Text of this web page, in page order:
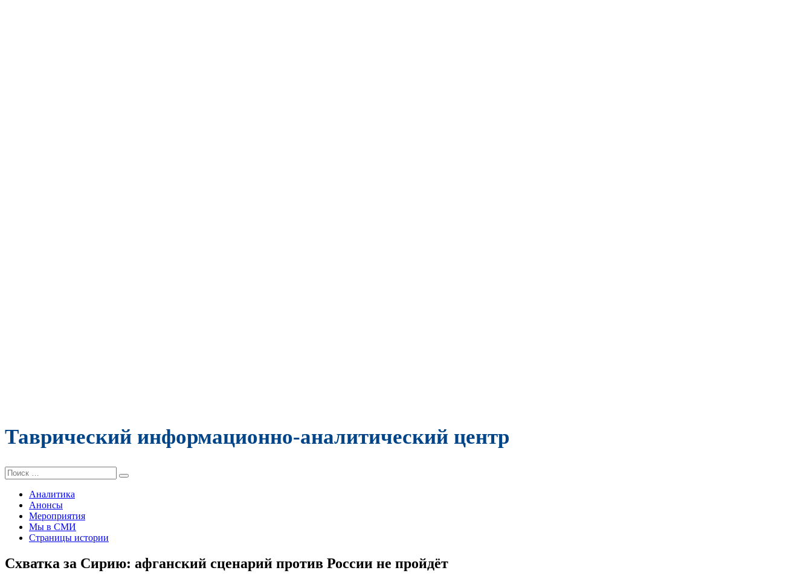
Таврический информационно-аналитический центр
Поиск:
Аналитика
Анонсы
Мероприятия
Мы в СМИ
Страницы истории
Схватка за Сирию: афганский сценарий против России не пройдёт